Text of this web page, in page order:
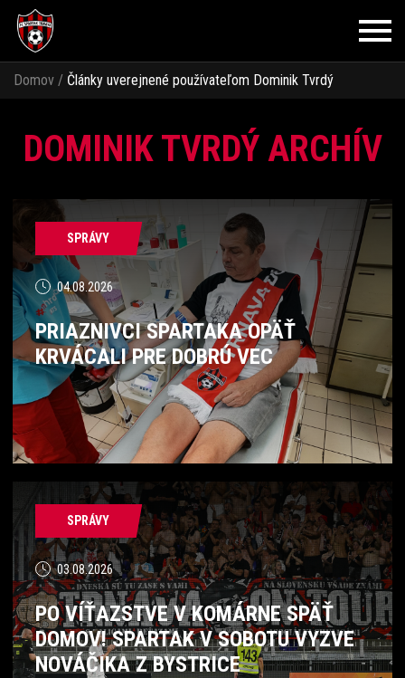
Domov / Články uverejnené používateľom Dominik Tvrdý
DOMINIK TVRDÝ ARCHÍV
SPRÁVY
04.08.2026
PRIAZNIVCI SPARTAKA OPÄŤ
KRVÁCALI PRE DOBRÚ VEC
SPRÁVY
03.08.2026
PO VÍŤAZSTVE V KOMÁRNE SPÄŤ
DOMOV! SPARTAK V SOBOTU VYZVE
NOVÁČIKA Z BYSTRICE